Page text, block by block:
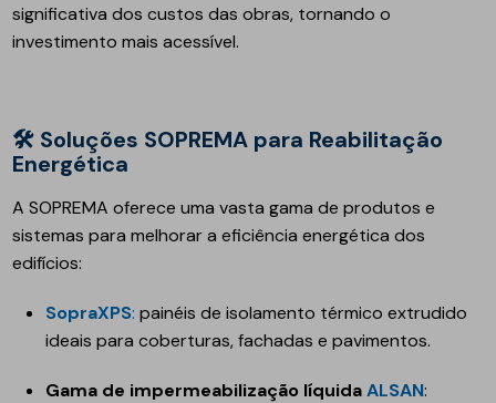
significativa dos custos das obras, tornando o
investimento mais acessível.
🛠️ Soluções SOPREMA para Reabilitação
Energética
A SOPREMA oferece uma vasta gama de produtos e
sistemas para melhorar a eficiência energética dos
edifícios:
SopraXPS: painéis de isolamento térmico extrudido
ideais para coberturas, fachadas e pavimentos.
Gama de impermeabilização líquidaALSAN: